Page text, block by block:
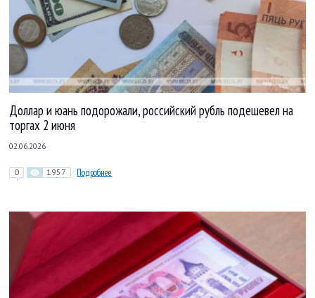
Доллар и юань подорожали, российский рубль подешевел на
торгах 2 июня
02.06.2026
0 1957 Подробнее